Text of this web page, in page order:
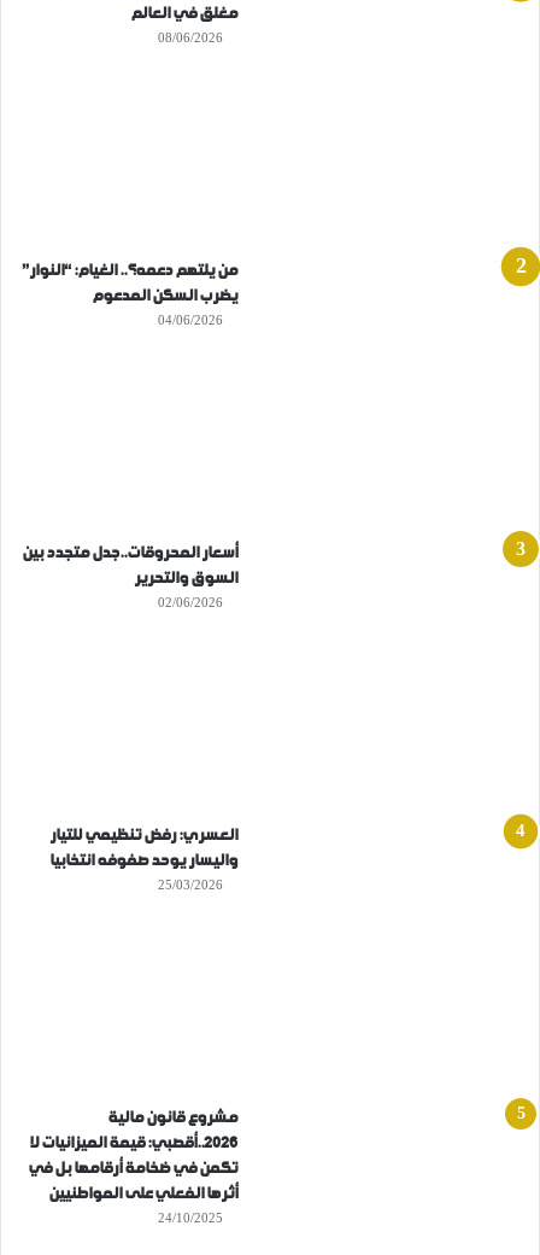
مغلق في العالم
08/06/2026
من يلتهم دعمه؟.. الغيام: “النوار”
يضرب السكن المدعوم
04/06/2026
أسعار المحروقات..جدل متجدد بين
السوق والتحرير
02/06/2026
العسري: رفض تنظيمي للتيار
واليسار يوحد صفوفه انتخابيا
25/03/2026
مشروع قانون مالية
2026..أقصبي: قيمة الميزانيات لا
تكمن في ضخامة أرقامها بل في
أثرها الفعلي على المواطنيين
24/10/2025